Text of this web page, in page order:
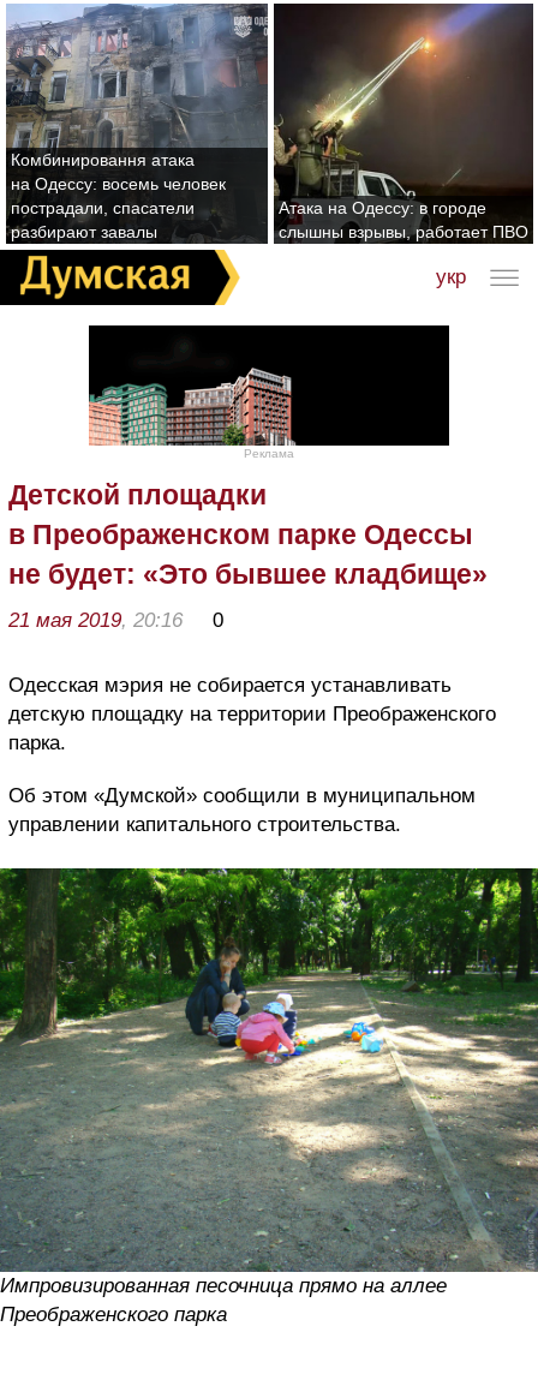
Комбинировання атака
на Одессу: восемь человек
пострадали, спасатели
разбирают завалы
Атака на Одессу: в городе
слышны взрывы, работает ПВО
укр
Реклама
Детской площадки
в Преображенском парке Одессы
не будет: «Это бывшее кладбище»
21 мая 2019, 20:16 0
Одесская мэрия не собирается устанавливать
детскую площадку на территории Преображенского
парка.
Об этом «Думской» сообщили в муниципальном
управлении капитального строительства.
Импровизированная песочница прямо на аллее
Преображенского парка